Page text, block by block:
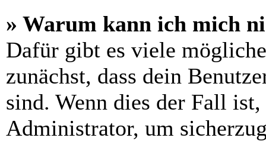
» Warum kann ich mich
Dafür gibt es viele
zunächst, dass dein
sind. Wenn dies der Fall
Administrator, um